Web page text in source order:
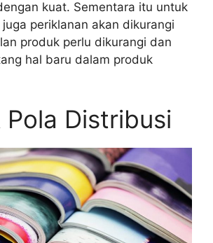
kuat. Sementara itu untuk
periklanan akan dikurangi
produk perlu dikurangi dan
hal baru dalam produk
Pola Distribusi